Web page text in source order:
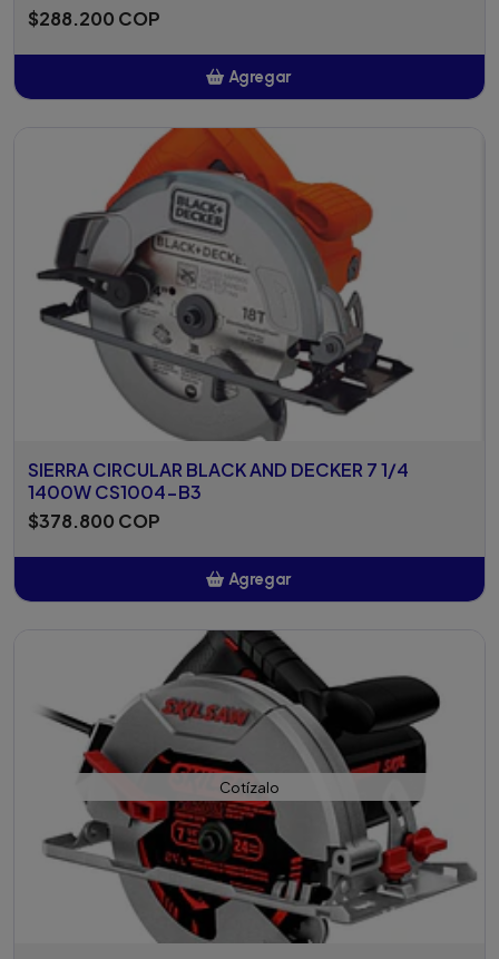
$288.200 COP
Agregar
SIERRA CIRCULAR BLACK AND DECKER 7 1/4
1400W CS1004-B3
$378.800 COP
Agregar
Cotízalo